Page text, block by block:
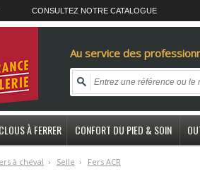
CONSULTEZ NOTRE CATALOGUE
Au service des
CLOUS À FERRER CONFORT DU PIED & SOIN
ers à cheval › Selle › Fers ACR